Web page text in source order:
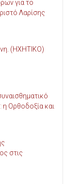
για το
Λαρίσης
(ΗΧΗΤΙΚΟ)
Ορθοδοξία και
στις